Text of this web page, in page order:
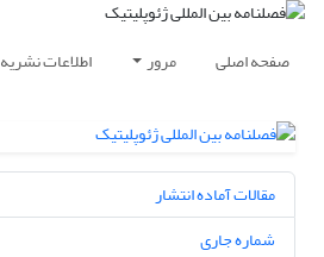
صفحه اصلی مرور اطلاعات نشریه
مقالات آماده انتشار
شماره جاری